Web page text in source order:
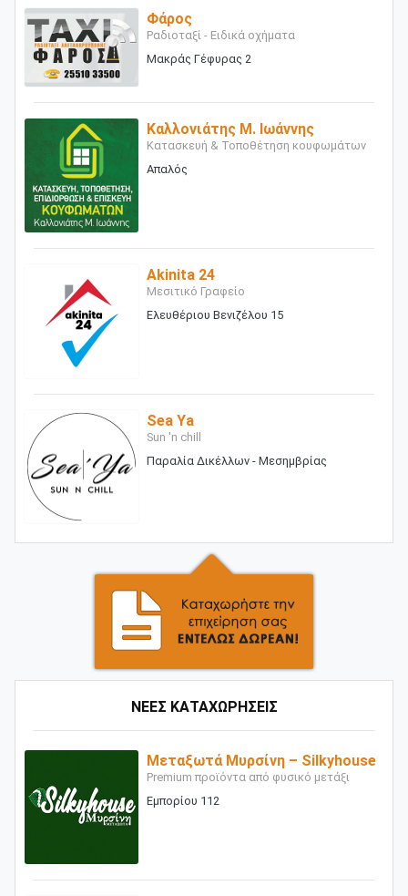
Φάρος
Ραδιοταξί - Ειδικά οχήματα
Μακράς Γέφυρας 2
Καλλονιάτης Μ. Ιωάννης
Κατασκευή & Τοποθέτηση κουφωμάτων
Απαλός
Akinita 24
Μεσιτικό Γραφείο
Ελευθέριου Βενιζέλου 15
Sea Ya
Sun 'n chill
Παραλία Δικέλλων - Μεσημβρίας
ΝΕΕΣ ΚΑΤΑΧΩΡΗΣΕΙΣ
Μεταξωτά Μυρσίνη – Silkyhouse
Premium προϊόντα από φυσικό μετάξι
Εμπορίου 112